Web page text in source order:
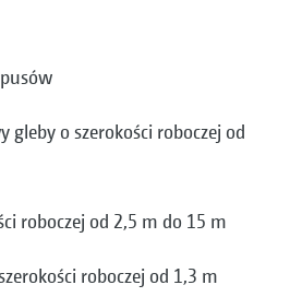
gleby o szerokości roboczej od
roboczej od 2,5 m do 15 m
roboczej od 1,3 m